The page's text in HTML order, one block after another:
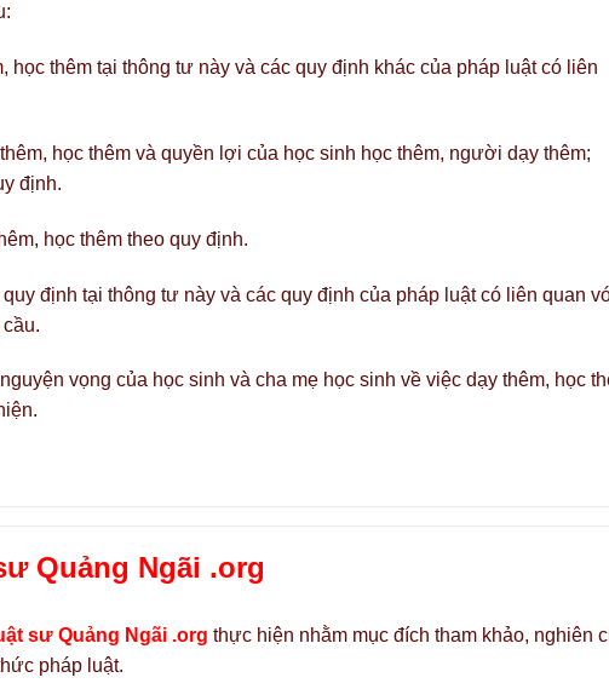
học thêm tại thông tư này và các quy định khác của pháp luật có liên
học thêm và quyền lợi của học sinh học thêm, người dạy thêm;
định.
học thêm theo quy định.
định tại thông tư này và các quy định của pháp luật có liên quan
vọng của học sinh và cha mẹ học sinh về việc dạy thêm, học
Quảng Ngãi .org
sư Quảng Ngãi .org thực hiện nhằm mục đích tham khảo, nghiên
pháp luật.